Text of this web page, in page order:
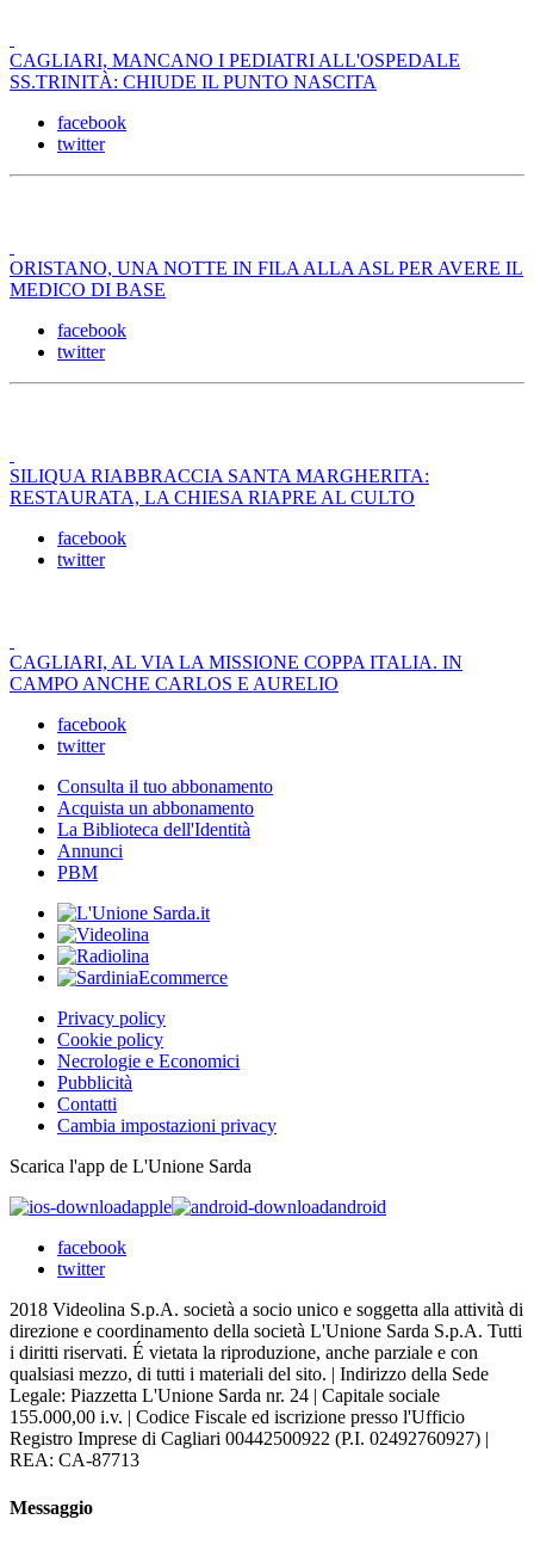
CAGLIARI, MANCANO I PEDIATRI ALL'OSPEDALE
SS.TRINITÀ: CHIUDE IL PUNTO NASCITA
facebook
twitter
ORISTANO, UNA NOTTE IN FILA ALLA ASL PER AVERE IL
MEDICO DI BASE
facebook
twitter
SILIQUA RIABBRACCIA SANTA MARGHERITA:
RESTAURATA, LA CHIESA RIAPRE AL CULTO
facebook
twitter
CAGLIARI, AL VIA LA MISSIONE COPPA ITALIA. IN
CAMPO ANCHE CARLOS E AURELIO
facebook
twitter
Consulta il tuo abbonamento
Acquista un abbonamento
La Biblioteca dell'Identità
Annunci
PBM
Privacy policy
Cookie policy
Necrologie e Economici
Pubblicità
Contatti
Cambia impostazioni privacy
Scarica l'app de L'Unione Sarda
apple
android
facebook
twitter
2018 Videolina S.p.A. società a socio unico e soggetta alla attività di
direzione e coordinamento della società L'Unione Sarda S.p.A. Tutti
i diritti riservati. É vietata la riproduzione, anche parziale e con
qualsiasi mezzo, di tutti i materiali del sito. | Indirizzo della Sede
Legale: Piazzetta L'Unione Sarda nr. 24 | Capitale sociale
155.000,00 i.v. | Codice Fiscale ed iscrizione presso l'Ufficio
Registro Imprese di Cagliari 00442500922 (P.I. 02492760927) |
REA: CA-87713
Messaggio